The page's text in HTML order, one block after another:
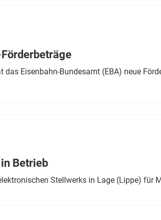
Eisenbahn-Bundesamt (EBA) neue
Betrieb
Stellwerks in Lage (Lippe) für